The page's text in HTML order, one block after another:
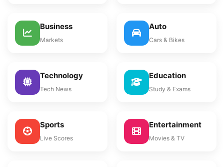
Business
Markets
Auto
Cars & Bikes
Technology
Tech News
Education
Study & Exams
Sports
Live Scores
Entertainment
Movies & TV